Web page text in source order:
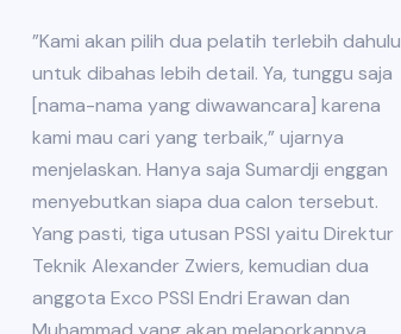
”Kami akan pilih dua pelatih terlebih dahulu
untuk dibahas lebih detail. Ya, tunggu saja
[nama-nama yang diwawancara] karena
kami mau cari yang terbaik,” ujarnya
menjelaskan. Hanya saja Sumardji enggan
menyebutkan siapa dua calon tersebut.
Yang pasti, tiga utusan PSSI yaitu Direktur
Teknik Alexander Zwiers, kemudian dua
anggota Exco PSSI Endri Erawan dan